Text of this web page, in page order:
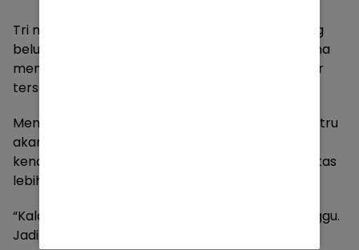
Tri menjelaskan, penutupan perlintasan sebidang
belum dapat dilakukan dalam waktu dekat karena
mempertimbangkan kepadatan lalu lintas di jalur
tersebut.
Menurutnya, jika perlintasan langsung ditutup, justru
akan berdampak pada terganggunya arus
kendaraan di jalan nasional yang memiliki kapasitas
lebih besar.
“Kalau itu ditutup, nanti jalan nasionalnya terganggu.
Jadi memang ini pilihan yang sulit,” katanya.